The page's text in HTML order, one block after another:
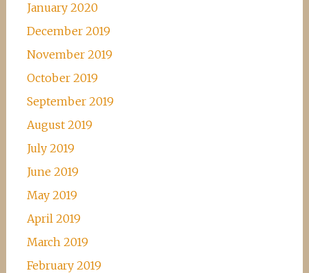
January 2020
December 2019
November 2019
October 2019
September 2019
August 2019
July 2019
June 2019
May 2019
April 2019
March 2019
February 2019